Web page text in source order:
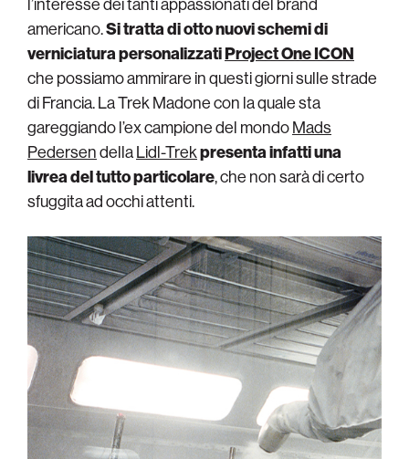
americano.Si tratta di otto nuovi schemi di
verniciatura personalizzatiProject One ICON
che possiamo ammirare in questi giorni sulle strade
di Francia. La Trek Madone con la quale sta
gareggiando l’ex campione del mondoMads
PedersendellaLidl-Trekpresenta infatti una
livrea del tutto particolare, che non sarà di certo
sfuggita ad occhi attenti.